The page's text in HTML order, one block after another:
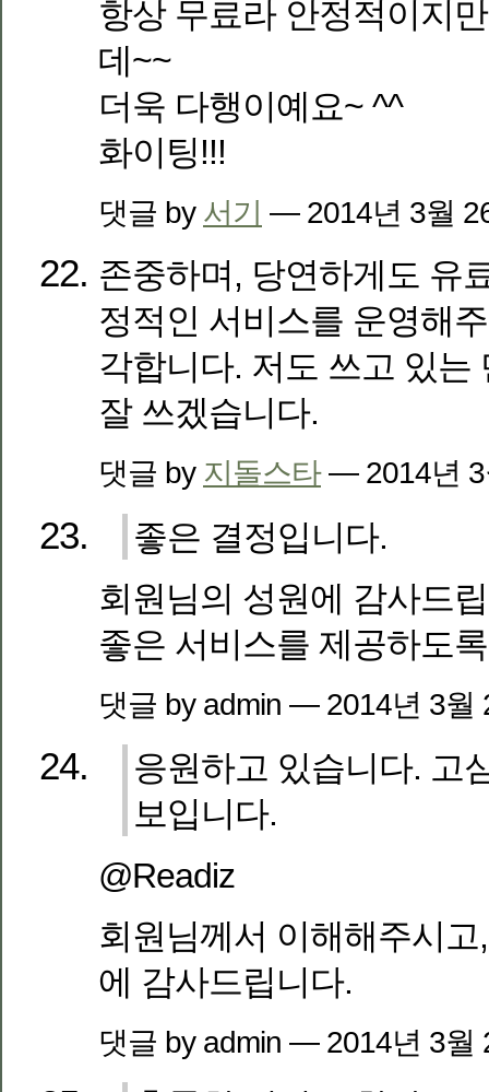
항상 무료라 안정적이지
데~~
더욱 다행이예요~ ^^
화이팅!!!
댓글 by 서기 — 2014년 3월
존중하며, 당연하게도 유
정적인 서비스를 운영해
각합니다. 저도 쓰고 있는
잘 쓰겠습니다.
댓글 by 지돌스타— 2014년 3
좋은 결정입니다.
회원님의 성원에 감사드
좋은 서비스를 제공하도
댓글 by admin — 2014년 3월
응원하고 있습니다. 고
보입니다.
@Readiz
회원님께서 이해해주시
에 감사드립니다.
댓글 by admin — 2014년 3월